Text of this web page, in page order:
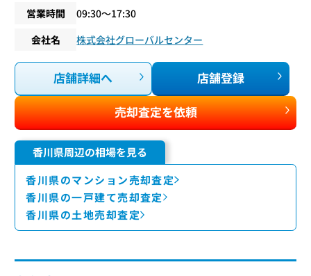
営業時間
09:30〜17:30
会社名
株式会社グローバルセンター
店舗詳細へ 店舗登録
売却査定を依頼
香川県周辺の相場を見る
香川県のマンション売却査定
香川県の一戸建て売却査定
香川県の土地売却査定